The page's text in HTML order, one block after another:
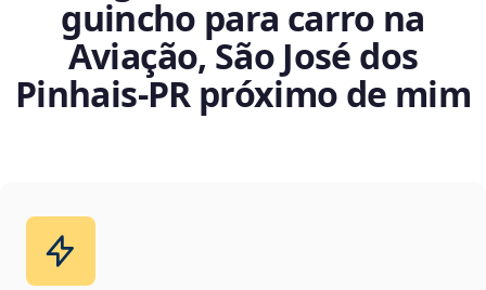
guincho para carro na
Aviação, São José dos
Pinhais‑PR próximo de mim